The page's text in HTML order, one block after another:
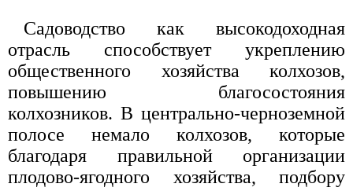
Садоводство как высокодоходная
отрасль способствует укреплению
общественного хозяйства колхозов,
повышению благосостояния
колхозников. В центрально-черноземной
полосе немало колхозов, которые
благодаря правильной организации
плодово-ягодного хозяйства, подбору